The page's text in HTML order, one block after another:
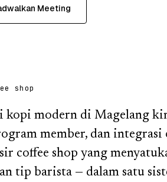
Meeting
shop
kopi modern di Magelang
member, dan integrasi
coffee shop yang
tip barista — dalam satu